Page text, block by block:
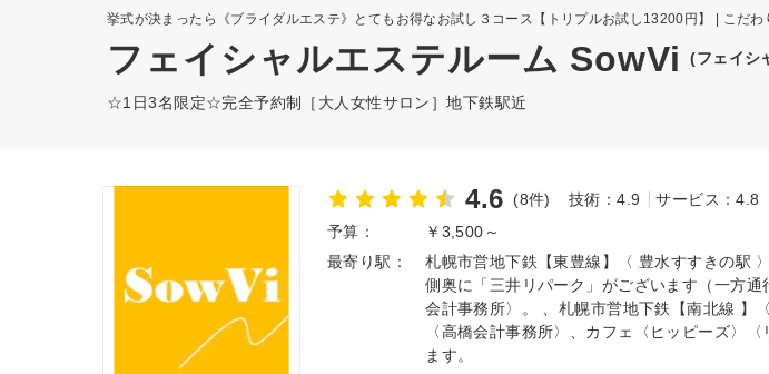
挙式が決まったら《ブライダルエステ》とてもお得なお試し３コース【トリプルお試し13200円】 | こだわ
フェイシャルエステルーム SowVi (フェイシ
☆1日3名限定☆完全予約制［大人女性サロン］地下鉄駅近
4.6 (8件) 技術：4.9 サービス：4.8
予算：
￥3,500～
最寄り駅：
札幌市営地下鉄【東豊線】〈 豊水すすきの駅
側奥に「三井リパーク」がございます（一方
会計事務所〉。 、札幌市営地下鉄【南北線 】
〈高橋会計事務所〉、カフェ〈ヒッピーズ〉
ます。